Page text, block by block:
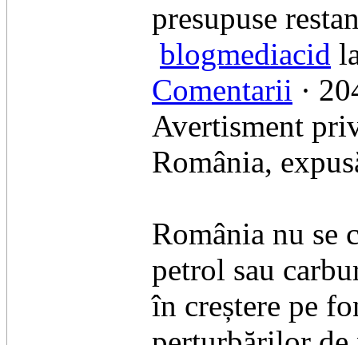
presupuse
blogmediacid
Comentarii ·
Avertisment
România,
​România nu se
petrol sau
în creștere pe